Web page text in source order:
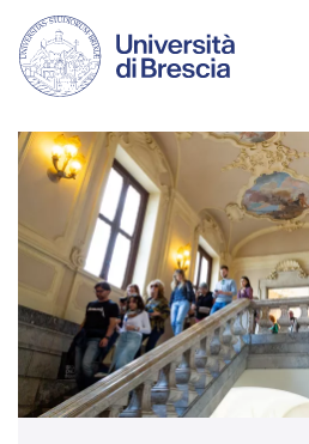
Salta al contenuto principale